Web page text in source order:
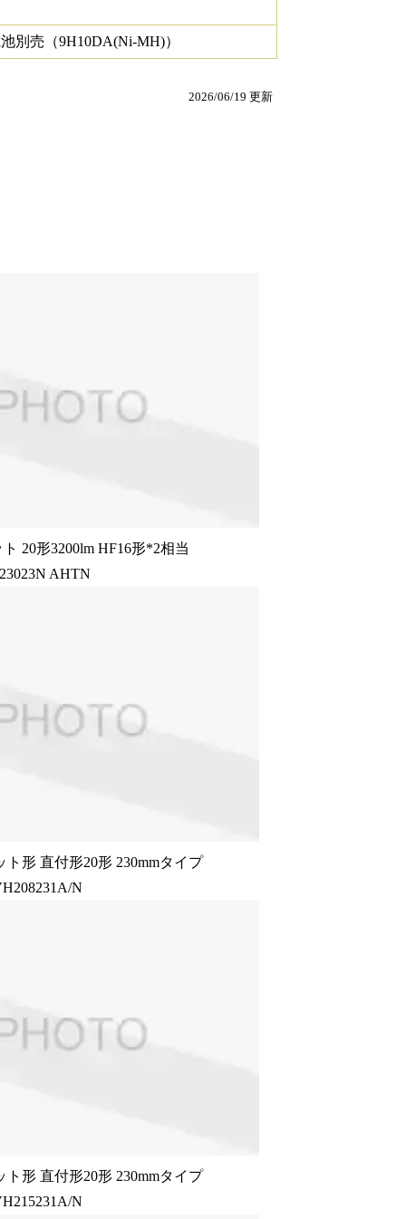
別売（9H10DA(Ni-MH)）
2026/06/19 更新
20形3200lm HF16形*2相当
AHTN
形 直付形20形 230mmタイプ
N
形 直付形20形 230mmタイプ
N